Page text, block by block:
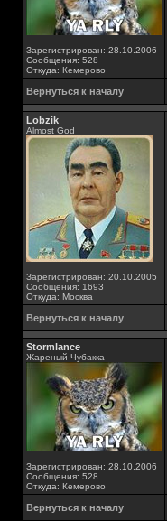
Зарегистрирован: 28.10.2006
Сообщения: 528
Откуда: Кемерово
Вернуться к началу
Lobzik
Almost God
Зарегистрирован: 20.10.2005
Сообщения: 1693
Откуда: Москва
Вернуться к началу
Stormlance
Жареный Чубакка
Зарегистрирован: 28.10.2006
Сообщения: 528
Откуда: Кемерово
Вернуться к началу